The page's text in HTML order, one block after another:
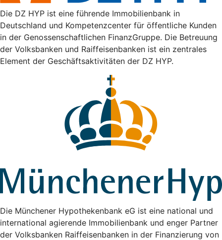
Die DZ HYP ist eine führende Immobilienbank in
Deutschland und Kompetenzcenter für öffentliche Kunden
in der Genossenschaftlichen FinanzGruppe. Die Betreuung
der Volksbanken und Raiffeisenbanken ist ein zentrales
Element der Geschäftsaktivitäten der DZ HYP.
Die Münchener Hypothekenbank eG ist eine national und
international agierende Immobilienbank und enger Partner
der Volksbanken Raiffeisenbanken in der Finanzierung von